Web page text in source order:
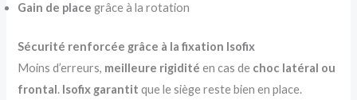
Gain de place grâce à la rotation
Sécurité renforcée grâce à la fixation Isofix
Moins d’erreurs, meilleure rigidité en cas de choc latéral ou
frontal. Isofix garantit que le siège reste bien en place.